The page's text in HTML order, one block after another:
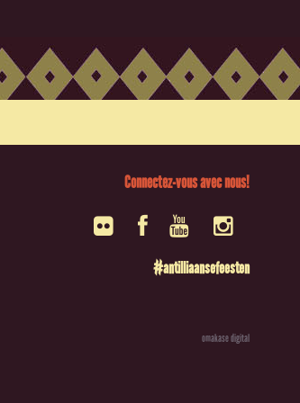
Connectez-vous avec nous!
#antilliaansefeesten
omakase digital